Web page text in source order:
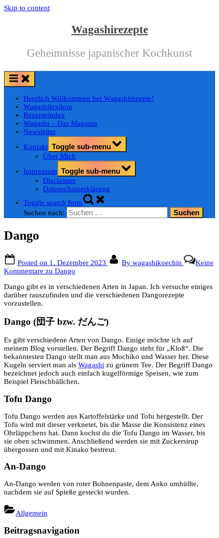
Skip to content
Wagashirezepte
Geheimnisse japanischer Kochkunst
Herzlich Willkommen bei Wagashirezepte!
Wagashilexikon
Rezepteindex
Wagashi – Das Magazin
Newsletter
Kontakt Toggle sub-menu
Über Mich
Impressum Toggle sub-menu
Disclaimer
Datenschutzerklärung
Toggle search form
Suchen nach:
Dango
Posted on 1. Dezember 2023 By wagashikoechin
Keine
Kommentare zu Dango
Dango gibt es in verschiedenen Arten in Japan. Ich versuche einiges
darüber rauszufinden und die verschiedenen Dangorezepte
vorzustellen.
Dango (団子 bzw. だんご)
Es gibt verschiedene Arten von Dango. Einige möchte ich auf
meinem Blog vorstellen. Der Begriff Dango steht für „Kloß“. Die
bekanntesten Dango stellt man aus Mochiko und Wasser her. Diese
Kugeln serviert man als Wagashi zu grünem Tee. Der Begriff Dango
bezeichnet jedoch auch einfach kugelförmige Speisen, wie zum
Beispiel Fleischbällchen.
Tofu Dango
Tofu Dango werden aus Kartoffelstärke und Tofu hergestellt. Der
Tofu wird mit dieser verknetet, bis die Masse die Konsistenz eines
Ohrläppchens hat. Dann kochst du die Tofu Dango im Wasser, bis
sie oben schwimmen. Anschließend werden sie mit Zuckersirup
übergossen und mit Kinako bestreut.
An-Dango
An-Dango werden von roter Bohnenpaste, dem Anko umhüllte,
nachdem sie auf Spieße gesteckt wurden.
Allgemein
Beitragsnavigation